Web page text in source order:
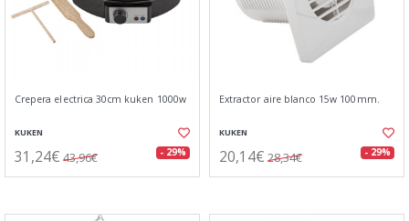
Crepera electrica 30cm kuken 1000w
KUKEN
31,24€ 43,96€ - 29%
Extractor aire blanco 15w 100mm.
KUKEN
20,14€ 28,34€ - 29%